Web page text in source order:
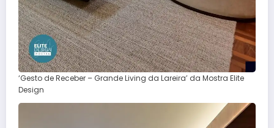
‘Gesto de Receber – Grande Living da Lareira’ da Mostra Elite
Design